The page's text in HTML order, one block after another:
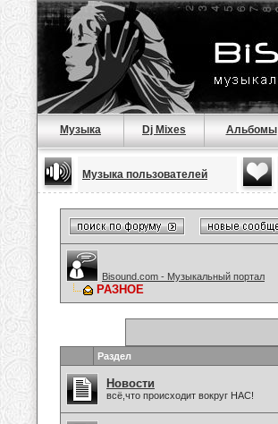
Музыка Dj Mixes Альбомы
Музыка пользователей
Bisound.com - Музыкальный портал
РАЗНОЕ
Раздел
Новости
всё,что происходит вокруг НАС!